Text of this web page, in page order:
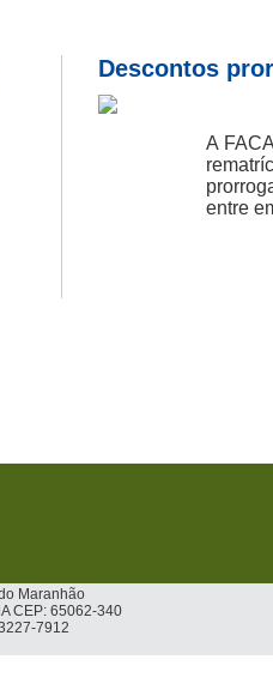
Descontos
A
entre
Maranhão
CEP: 65062-340
7912